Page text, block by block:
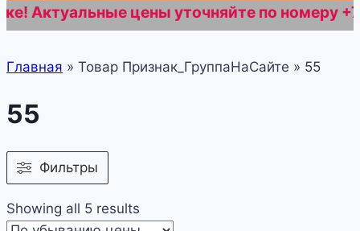
цены уточняйте по номеру +7 (812)
Главная » Товар Признак_ГруппаНаСайте » 55
55
Фильтры
Showing all 5 results